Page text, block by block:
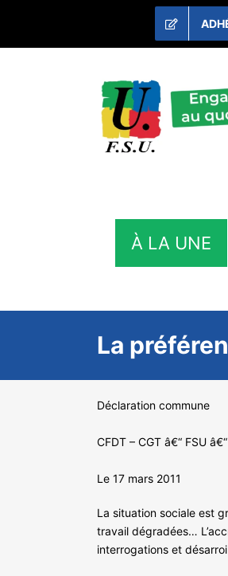
contenu
À LA UNE
La
Déclaration commune
CFDT – CGT â€“ FSU
Le 17 mars 2011
La situation sociale est
travail dégradées…
interrogations et désarroi